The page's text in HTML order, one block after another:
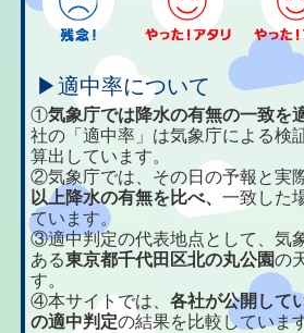
▶適中率について
①気象庁では降水の有無の一致を
社の「適中率」は気象庁による検
算出しています。
②気象庁では、その日の予報と実
以上降水の有無を比べ、一致した
ています。
③適中判定の代表地点として、気
ある東京都千代田区北の丸公園の
す。
④本サイトでは、各社が公開して
の適中判定の結果を比較していま